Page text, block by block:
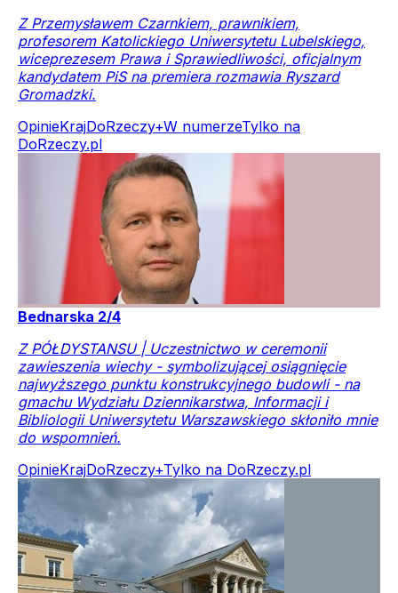
Z Przemysławem Czarnkiem, prawnikiem,
profesorem Katolickiego Uniwersytetu Lubelskiego,
wiceprezesem Prawa i Sprawiedliwości, oficjalnym
kandydatem PiS na premiera rozmawia Ryszard
Gromadzki.
OpinieKrajDoRzeczy+W numerzeTylko na
DoRzeczy.pl
Bednarska 2/4
Z PÓŁDYSTANSU | Uczestnictwo w ceremonii
zawieszenia wiechy - symbolizującej osiągnięcie
najwyższego punktu konstrukcyjnego budowli - na
gmachu Wydziału Dziennikarstwa, Informacji i
Bibliologii Uniwersytetu Warszawskiego skłoniło mnie
do wspomnień.
OpinieKrajDoRzeczy+Tylko na DoRzeczy.pl